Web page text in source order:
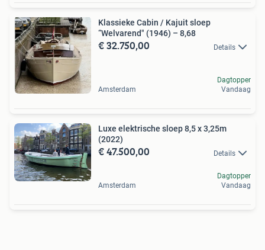
Klassieke Cabin / Kajuit sloep
“Welvarend" (1946) – 8,68
€ 32.750,00 Details
Amsterdam
Dagtopper
Vandaag
Luxe elektrische sloep 8,5 x 3,25m
(2022)
€ 47.500,00 Details
Amsterdam
Dagtopper
Vandaag